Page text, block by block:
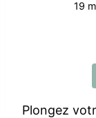
19
Plongez